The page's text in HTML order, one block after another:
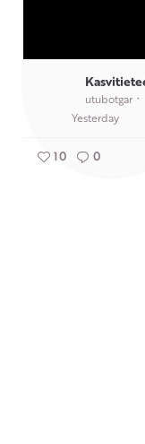
utubotgar
Yesterday
10 0